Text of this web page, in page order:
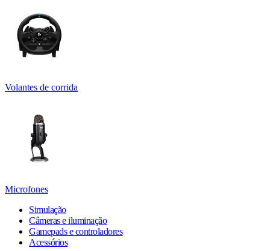
Volantes de corrida
Microfones
Simulação
Câmeras e iluminação
Gamepads e controladores
Acessórios